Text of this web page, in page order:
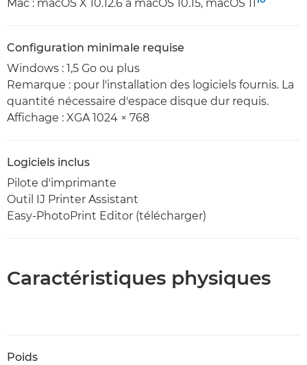
Mac : macOS X 10.12.6 à macOS 10.15, macOS 11
Configuration minimale requise
Windows : 1,5 Go ou plus
Remarque : pour l'installation des logiciels fournis. La
quantité nécessaire d'espace disque dur requis.
Affichage : XGA 1024 × 768
Logiciels inclus
Pilote d'imprimante
Outil IJ Printer Assistant
Easy-PhotoPrint Editor (télécharger)
Caractéristiques physiques
Poids